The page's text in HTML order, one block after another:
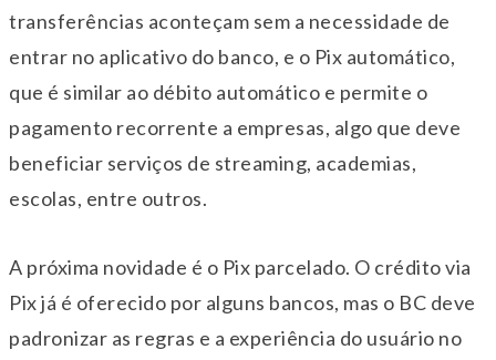
transferências aconteçam sem a necessidade de
entrar no aplicativo do banco, e o Pix automático,
que é similar ao débito automático e permite o
pagamento recorrente a empresas, algo que deve
beneficiar serviços de streaming, academias,
escolas, entre outros.
A próxima novidade é o Pix parcelado. O crédito via
Pix já é oferecido por alguns bancos, mas o BC deve
padronizar as regras e a experiência do usuário no